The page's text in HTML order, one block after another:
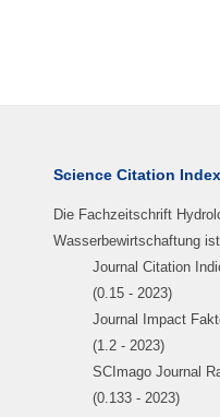
Science Citation Index
Die Fachzeitschrift
Wasserbewirtschaftung
Journal Citation
(0.15 - 2023)
Journal Impact
(1.2 - 2023)
SCImago Journal
(0.133 - 2023)